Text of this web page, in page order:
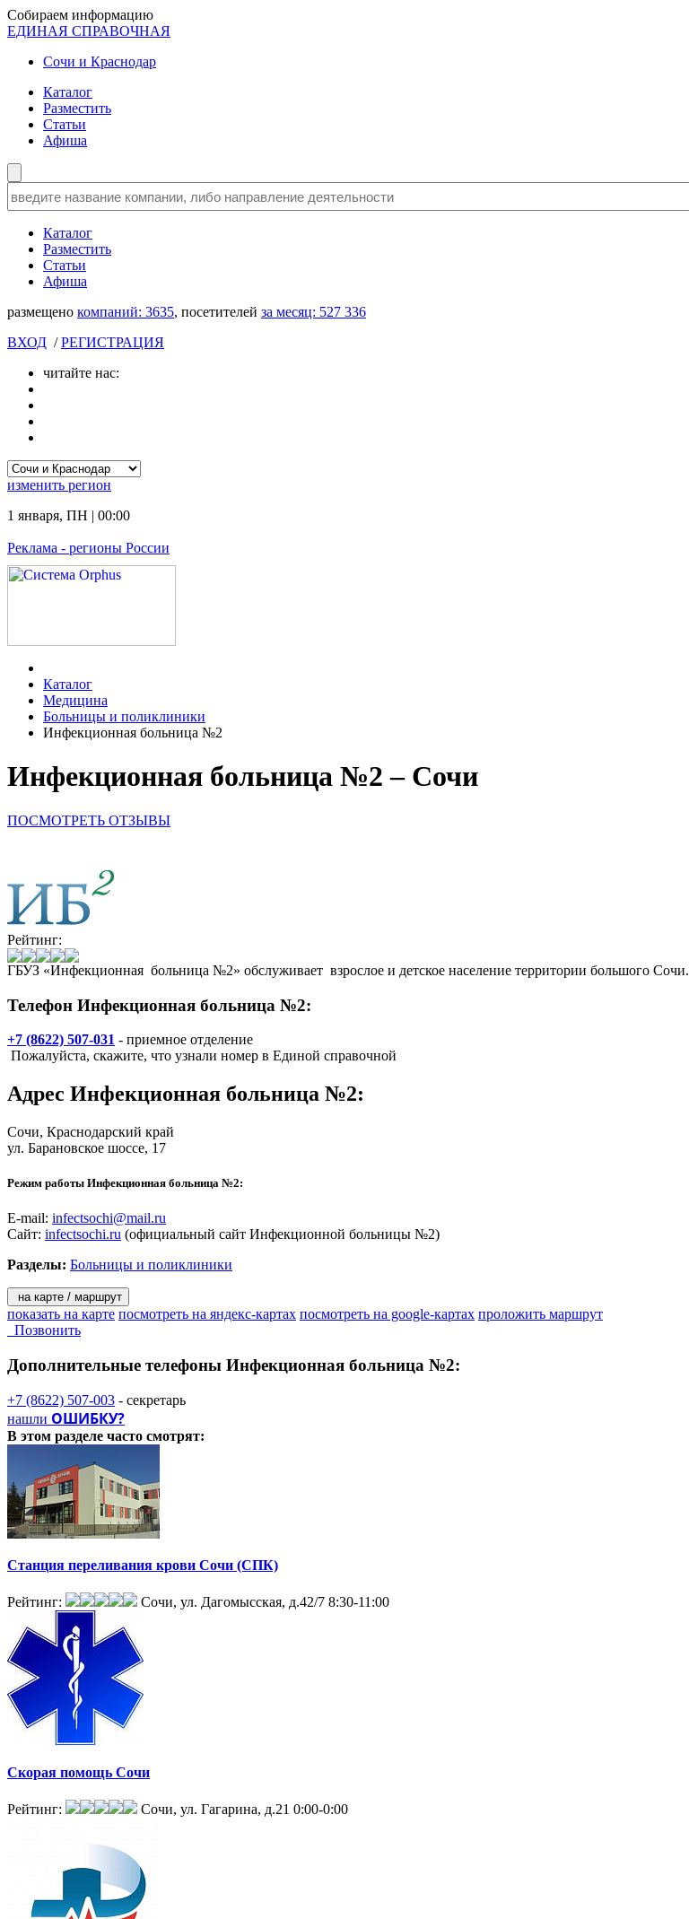
Собираем информацию
ЕДИНАЯ СПРАВОЧНАЯ
Сочи и Краснодар
Каталог
Разместить
Статьи
Афиша
Каталог
Разместить
Статьи
Афиша
размещено компаний: 3635, посетителей за месяц: 527 336
ВХОД /РЕГИСТРАЦИЯ
читайте нас:
изменить регион
1 января, ПН | 00:00
Реклама - регионы России
Каталог
Медицина
Больницы и поликлиники
Инфекционная больница №2
Инфекционная больница №2 – Сочи
ПОСМОТРЕТЬ ОТЗЫВЫ
Рейтинг:
ГБУЗ «Инфекционная больница №2» обслуживает взрослое и детское население территории большого Сочи.
Телефон Инфекционная больница №2:
+7 (8622) 507-031 - приемное отделение
Пожалуйста, скажите, что узнали номер в Единой справочной
Адрес Инфекционная больница №2:
Сочи, Краснодарский край
ул. Барановское шоссе, 17
Режим работы Инфекционная больница №2:
E-mail: infectsochi@mail.ru
Сайт: infectsochi.ru (официальный сайт Инфекционной больницы №2)
Разделы: Больницы и поликлиники
на карте / маршрут
показать на карте посмотреть на яндекс-картах посмотреть на google-картах проложить маршрут
Позвонить
Дополнительные телефоны Инфекционная больница №2:
+7 (8622) 507-003 - секретарь
нашли ОШИБКУ?
В этом разделе часто смотрят:
Станция переливания крови Сочи (СПК)
Рейтинг: Сочи, ул. Дагомысская, д.42/7 8:30-11:00
Скорая помощь Сочи
Рейтинг: Сочи, ул. Гагарина, д.21 0:00-0:00